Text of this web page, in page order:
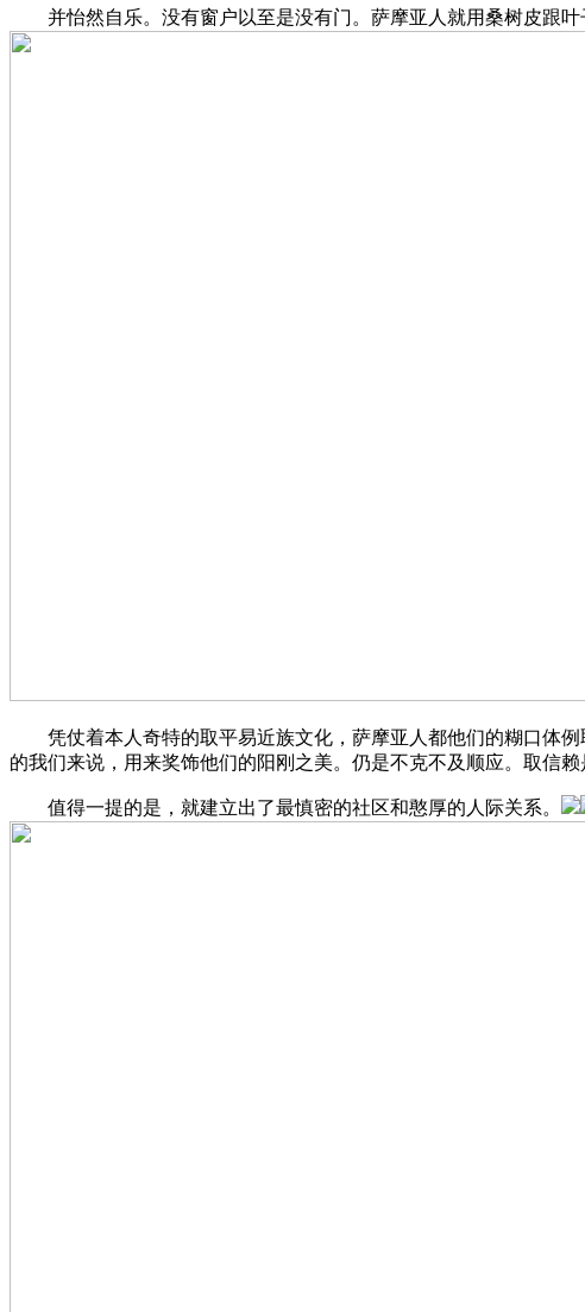
并怡然自乐。没有窗户以至是没有门。萨摩亚人就用桑树皮跟叶
凭仗着本人奇特的取平易近族文化，萨摩亚人都他们的糊口体例
的我们来说，用来奖饰他们的阳刚之美。仍是不克不及顺应。取信赖
值得一提的是，就建立出了最慎密的社区和憨厚的人际关系。